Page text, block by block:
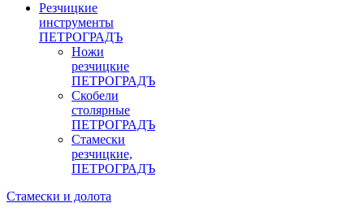
Резчицкие
инструменты
ПЕТРОГРАДЪ
Ножи
резчицкие
ПЕТРОГРАДЪ
Скобели
столярные
ПЕТРОГРАДЪ
Стамески
резчицкие,
ПЕТРОГРАДЪ
Стамески и долота